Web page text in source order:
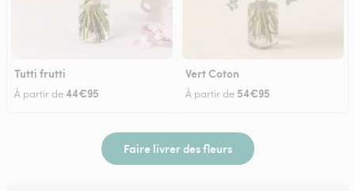
Tutti frutti
À partir de44€95
Vert Coton
À partir de 54€95
Faire livrer des fleurs